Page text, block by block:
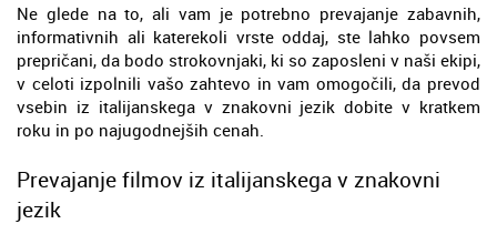
Ne glede na to, ali vam je potrebno prevajanje zabavnih,
informativnih ali katerekoli vrste oddaj, ste lahko povsem
prepričani, da bodo strokovnjaki, ki so zaposleni v naši ekipi,
v celoti izpolnili vašo zahtevo in vam omogočili, da prevod
vsebin iz italijanskega v znakovni jezik dobite v kratkem
roku in po najugodnejših cenah.
Prevajanje filmov iz italijanskega v znakovni
jezik